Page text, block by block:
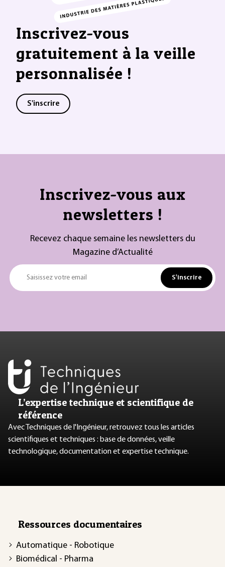
Inscrivez-vous
gratuitement à la veille
personnalisée !
S'inscrire
Inscrivez-vous aux
newsletters !
Recevez chaque semaine les newsletters du
Magazine d’Actualité
Saisissez votre email S'inscrire
L’expertise technique et scientifique de
référence
Avec Techniques de l'Ingénieur, retrouvez tous les articles
scientifiques et techniques : base de données, veille
technologique, documentation et expertise technique.
Ressources documentaires
Automatique - Robotique
Biomédical - Pharma